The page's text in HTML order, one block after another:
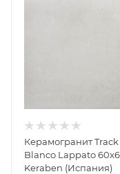
Керамогранит Track
Blanco Lappato
Keraben (Испания)